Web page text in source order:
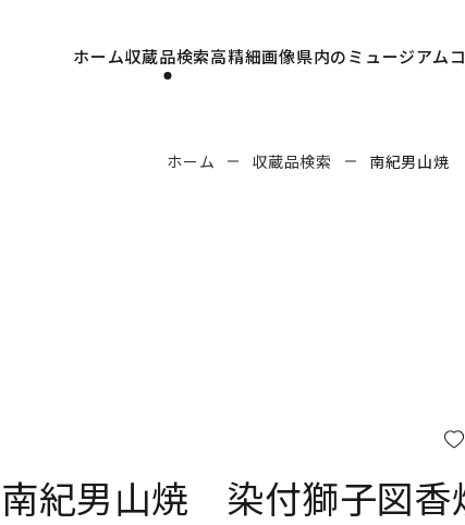
ホーム収蔵品検索高精細画像県内のミュージアム
ホーム 収蔵品検索 南紀男山焼
南紀男山焼 染付獅子図香